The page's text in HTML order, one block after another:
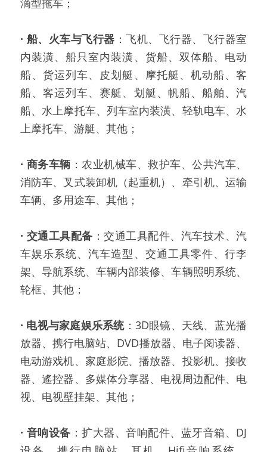
滴型拖车；
· 船、火车与飞行器 ：飞机、飞行器、飞行器室
内装潢、船只室内装潢、货船、双体船、电动
船、货运列车、皮划艇、摩托艇、机动船、客
船、客运列车、赛艇、划艇、帆船、船舶、汽
船、水上摩托车、列车室内装潢、轻轨电车、水
上摩托车、游艇、其他；
· 商务车辆 ：农业机械车、救护车、公共汽车、
消防车、叉式装卸机（起重机）、牵引机、运输
车辆、多用途车、其他；
· 交通工具配备 ：交通工具配件、汽车技术、汽
车娱乐系统、汽车造型、交通工具零件、行李
架、导航系统、车辆内部装修、车辆照明系统、
轮框、其他；
· 电视与家庭娱乐系统：3D眼镜、天线、蓝光播
放器、携行电脑站、DVD播放器、电子阅读器、
电动游戏机、家庭影院、播放器、投影机、接收
器、遙控器、多媒体分享器、电视周边配件、电
视、电视壁挂架、其他；
· 音响设备 ：扩大器、音响配件、蓝牙音箱、DJ